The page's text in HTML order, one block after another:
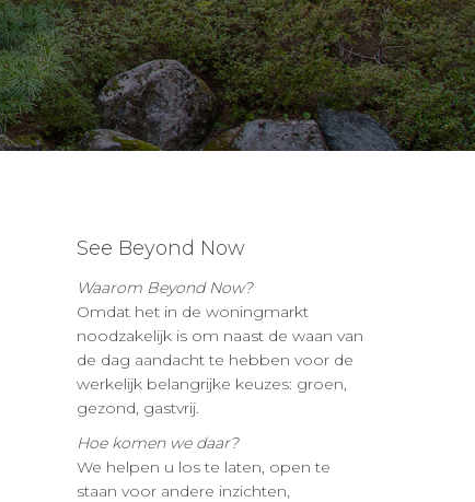
See Beyond Now
Waarom Beyond Now?
Omdat het in de woningmarkt
noodzakelijk is om naast de waan van
de dag aandacht te hebben voor de
werkelijk belangrijke keuzes: groen,
gezond, gastvrij.
Hoe komen we daar?
We helpen u los te laten, open te
staan voor andere inzichten,